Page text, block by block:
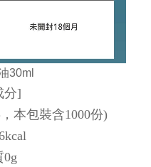
30ml
分]
本包裝含1000份)
0g